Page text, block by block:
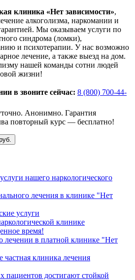
клиника «Нет зависимости»,
алкоголизма, наркомании и
Мы оказываем услуги по
синдрома (ломки),
и психотерапии. У нас возможно
лечение, а также выезд на дом.
нашей команды сотни людей
жизни!
в звоните сейчас: 8 (800) 700-44-
Анонимно. Гарантия
повторный курс — бесплатно!
нашего наркологического
лечения в клинике "Нет
услуги
клинике
время!
лечении в платной клинике "Нет
частная клиника лечения
пациентов достигают стойкой